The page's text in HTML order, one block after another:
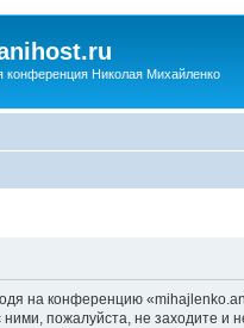
конференция Николая Михайленко
на конференцию
пожалуйста, не заходите